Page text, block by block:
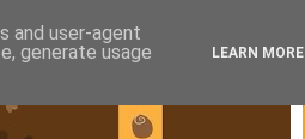
and user-agent
generate usage
LEARN MORE